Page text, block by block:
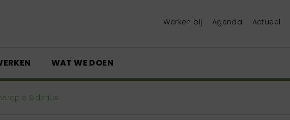
Werken bij Agenda Actueel
WAT WE DOEN
Siderius